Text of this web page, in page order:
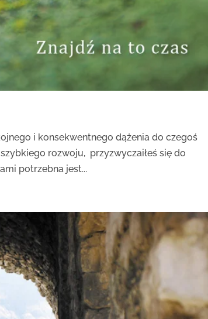
i konsekwentnego dążenia do czegoś
rozwoju, przyzwyczaiłeś się do
potrzebna jest...